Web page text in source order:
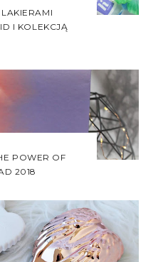
I KOLEKCJĄ
POWER OF
2018